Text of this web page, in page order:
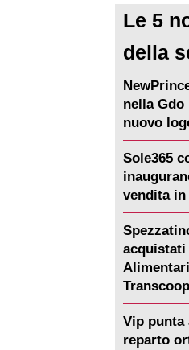
Le 5
della
nella Gdo
nuovo
Sole365
vendita in
acquistati
Transcoop
Vip punta
reparto